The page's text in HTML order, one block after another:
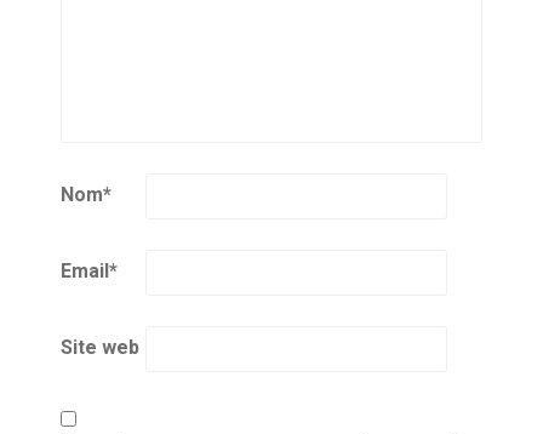
Nom*
Email*
Site web